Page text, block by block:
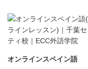
オンラインスペイン語